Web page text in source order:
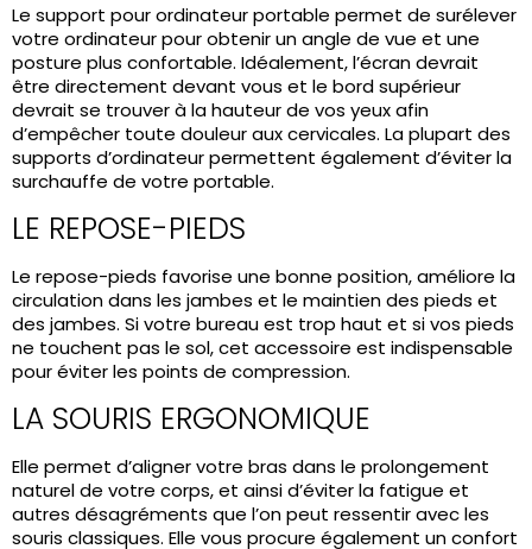
Le support pour ordinateur portable permet de surélever
votre ordinateur pour obtenir un angle de vue et une
posture plus confortable. Idéalement, l’écran devrait
être directement devant vous et le bord supérieur
devrait se trouver à la hauteur de vos yeux afin
d’empêcher toute douleur aux cervicales. La plupart des
supports d’ordinateur permettent également d’éviter la
surchauffe de votre portable.
LE REPOSE-PIEDS
Le repose-pieds favorise une bonne position, améliore la
circulation dans les jambes et le maintien des pieds et
des jambes. Si votre bureau est trop haut et si vos pieds
ne touchent pas le sol, cet accessoire est indispensable
pour éviter les points de compression.
LA SOURIS ERGONOMIQUE
Elle permet d’aligner votre bras dans le prolongement
naturel de votre corps, et ainsi d’éviter la fatigue et
autres désagréments que l’on peut ressentir avec les
souris classiques. Elle vous procure également un confort